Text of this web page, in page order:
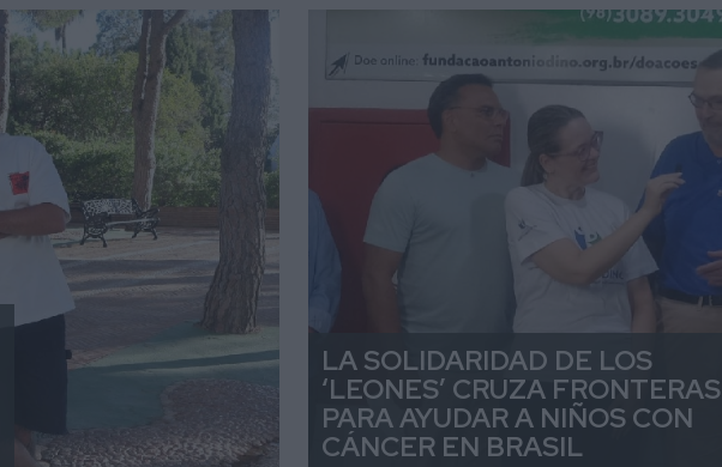
LA SOLIDARIDAD DE LOS
‘LEONES’ CRUZA FRONTERAS
PARA AYUDAR A NIÑOS CON
CÁNCER EN BRASIL